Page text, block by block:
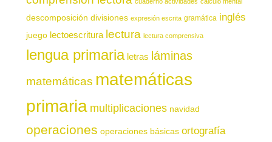
descomposición divisiones expresión escrita gramática inglés
juego lectoescritura lectura lectura comprensiva
lengua primaria letras láminas
matemáticas matemáticas
primaria multiplicaciones navidad
operaciones operaciones básicas ortografía